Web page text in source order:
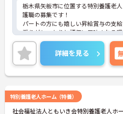
栃木県矢板市に位置する特別養護老
護職の募集です！
パートの方にも嬉しい昇給賞与の支
張りがしっかりと評価に反映される
ご興味ある方には、面接対策ポイン
詳細をお話しいたしますのでお気軽に
い！
詳細を見る
特別養護老人ホーム（特養）
社会福祉法人ともいき会特別養護老人